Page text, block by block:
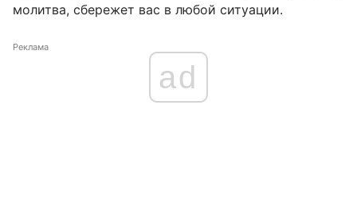
молитва, сбережет вас в любой ситуации.
Реклама
ad